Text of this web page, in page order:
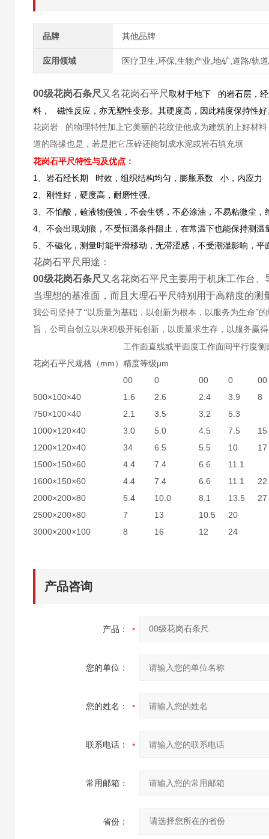
品牌 其他品牌
应用领域 医疗卫生,环保,生物产业,地矿,道路/轨
00级花岗石条尺 又名花岗石平尺取材于地下 的岩石层，
料， 磁性反应，亦无塑性变形。其硬度高，因此精度保持性好
花岗岩 的物理特性加上它美丽的花纹使他成为建筑的上好材
道的路缘也是，若是把它压碎还能制成水泥或岩石填充坝
花岗石平尺特性与及优点：
1、岩石经长期 时效，组织结构均匀，膨胀系数 小，内应力
2、刚性好，硬度高，耐磨性强。
3、不怕酸，硷液物侵蚀，不会生锈，不必涂油，不易粘微尘
4、不会出现划痕，不受恒温条件阻止，在常温下也能保持测温
5、不磁化，测量时能平滑移动，无滞涩感，不受潮湿影响，
花岗石平尺用途：
00级花岗石条尺 又名花岗石平尺主要用于机床工作台
当理想的基准面，而且大理石平尺特别用于高精度的测
我公司坚持了“以质量为基础，以创新为根本，以服务为生命”
旨，公司自创立以来积极开拓创新，以质量求生存，以服务赢
花岗石平尺规格（mm）
工作面直线或平面度工作面间平行度侧
精度等级μm
00
0 00 0
00
500×100×40
1.6 2.6 2.4 3.9
8
750×100×40
2.1 3.5 3.2
5.3
1000×120×40
3.0 5.0 4.5 7.5
15
1200×120×40
34 6.5 5.5 10
17
1500×150×60
4.4 7.4 6.6
11.1
1600×150×60
4.4 7.4 6.6 11.1
22
2000×200×80
5.4 10.0 8.1 13.5
27
2500×200×80
7 13 10.5
20
3000×200×100
8 16 12 24
产品咨询
产品：
您的单位：
您的姓名：
联系电话：
常用邮箱：
省份：